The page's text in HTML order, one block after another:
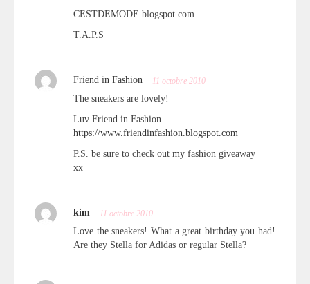
CESTDEMODE.blogspot.com
T.A.P.S
Friend in Fashion 11 octobre 2010
The sneakers are lovely!
Luv Friend in Fashion
https://www.friendinfashion.blogspot.com
P.S. be sure to check out my fashion giveaway
xx
kim 11 octobre 2010
Love the sneakers! What a great birthday you had!
Are they Stella for Adidas or regular Stella?